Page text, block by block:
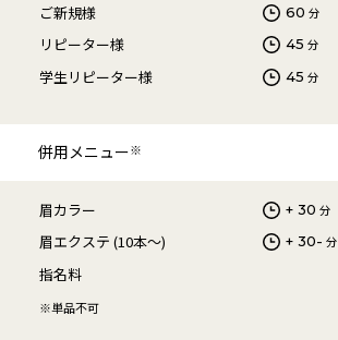
ご新規様 60 分
リピーター様 45 分
学生リピーター様 45 分
併用メニュー※
眉カラー + 30 分
眉エクステ (10本〜) + 30- 分
指名料
※単品不可